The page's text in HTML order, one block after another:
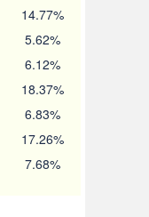
14.77%
5.62%
6.12%
18.37%
6.83%
17.26%
7.68%